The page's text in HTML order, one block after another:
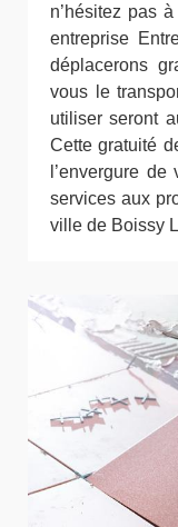
n’hésitez pas
entreprise
déplacerons
vous le
utiliser seront
Cette gratuité
l’envergure
services aux
ville de Boissy